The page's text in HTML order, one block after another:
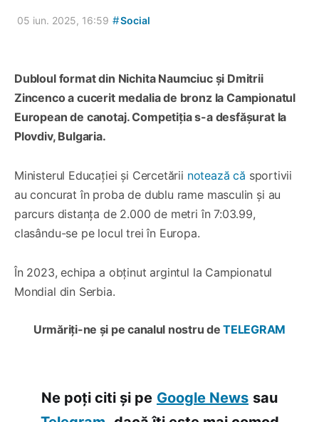
05 iun. 2025, 16:59 #Social
Dubloul format din Nichita Naumciuc și Dmitrii
Zincenco a cucerit medalia de bronz la Campionatul
European de canotaj. Competiția s-a desfășurat la
Plovdiv, Bulgaria.
Ministerul Educației și Cercetării notează că sportivii
au concurat în proba de dublu rame masculin și au
parcurs distanța de 2.000 de metri în 7:03.99,
clasându-se pe locul trei în Europa.
În 2023, echipa a obținut argintul la Campionatul
Mondial din Serbia.
Urmăriți-ne și pe canalul nostru deTELEGRAM
Ne poți citi și pe Google News sau